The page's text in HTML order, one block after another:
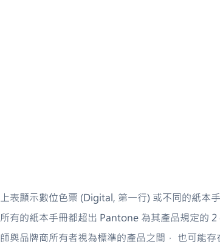
上表顯示數位色票 (Digital, 第一行) 或不同的紙本
所有的紙本手冊都超出 Pantone 為其產品規定的
師與品牌商所有者視為標準的產品之間， 也可能